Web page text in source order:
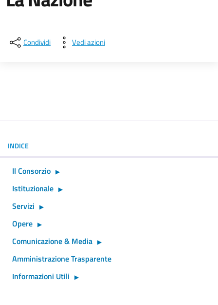
Condividi Vedi azioni
INDICE
Il Consorzio
Istituzionale
Servizi
Opere
Comunicazione & Media
Amministrazione Trasparente
Informazioni Utili